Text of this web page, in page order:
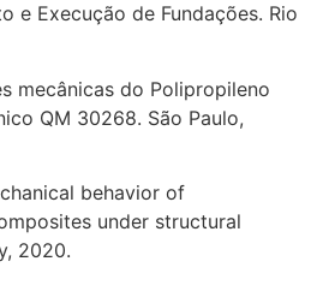
e Execução de Fundações. Rio
mecânicas do Polipropileno
QM 30268. São Paulo,
behavior of
under structural
2020.